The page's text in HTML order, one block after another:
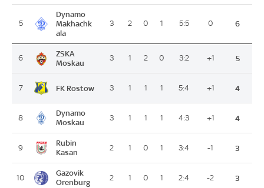
5
Dynamo
Makhachk
ala
3 2 0 1 5:5 0 6
6
ZSKA
Moskau
3 1 2 0 3:2 +1 5
7 FK Rostow 3 1 1 1 5:4 +1 4
8
Dynamo
Moskau
3 1 1 1 4:3 +1 4
9
Rubin
Kasan
2 1 0 1 3:4 -1 3
10
Gazovik
Orenburg
2 1 0 1 2:4 -2 3